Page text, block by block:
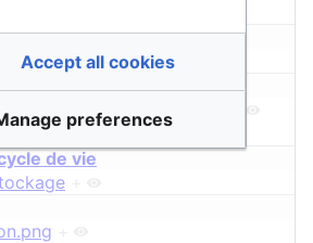
Sciences & Technologies
de la matière
de vie
Accept all cookies
preferences